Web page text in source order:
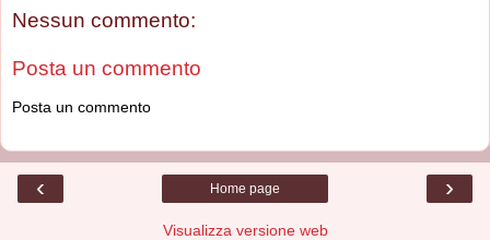
Nessun commento:
Posta un commento
Posta un commento
‹ ›
Home page
Visualizza versione web